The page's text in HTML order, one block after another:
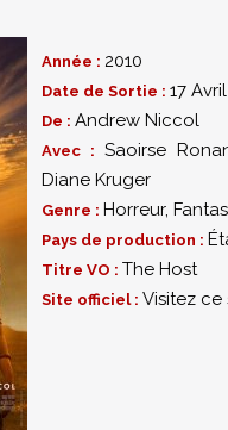
Année : 2010
Date de Sortie : 17
De : Andrew Niccol
Avec :Saoirse
Diane Kruger
Genre : Horreur,
Pays de production :
Titre VO : The Host
Site officiel : Visitez ce